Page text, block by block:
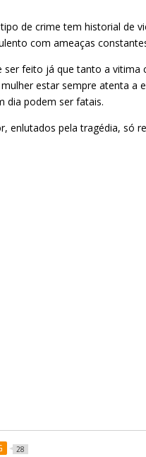
de crime tem historial de
com ameaças
ser feito já que tanto a
estar sempre atenta a
dia podem ser fatais.
enlutados pela tragédia, só
28